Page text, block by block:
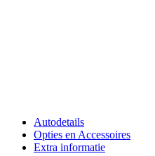
Autodetails
Opties en Accessoires
Extra informatie